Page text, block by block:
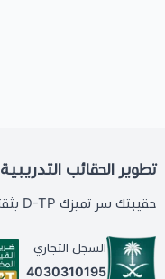
تطوير الحقائب التدريبية
حقيبتك سر تميزك D-TP بثقتكم نتبادل النجاح D-TP
السجل التجاري
4030310195